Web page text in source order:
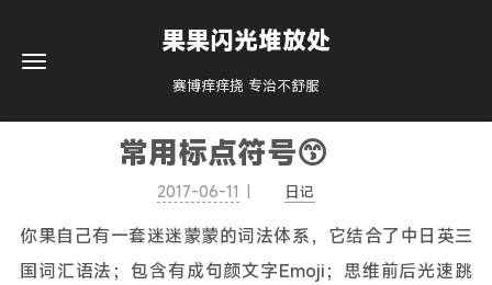
果果闪光堆放处
赛博痒痒挠 专治不舒服
常用标点符号😙
2017-06-11 日记
你果自己有一套迷迷蒙蒙的词法体系，它结合了中日英三
国词汇语法；包含有成句颜文字Emoji；思维前后光速跳